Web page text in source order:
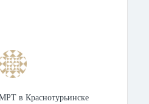
в Краснотурьинске